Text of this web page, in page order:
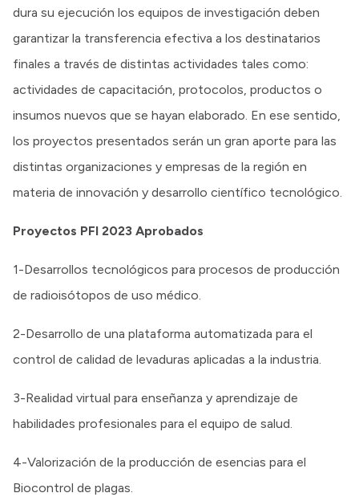
dura su ejecución los equipos de investigación deben
garantizar la transferencia efectiva a los destinatarios
finales a través de distintas actividades tales como:
actividades de capacitación, protocolos, productos o
insumos nuevos que se hayan elaborado. En ese sentido,
los proyectos presentados serán un gran aporte para las
distintas organizaciones y empresas de la región en
materia de innovación y desarrollo científico tecnológico.
Proyectos PFI 2023 Aprobados
1-Desarrollos tecnológicos para procesos de producción
de radioisótopos de uso médico.
2-Desarrollo de una plataforma automatizada para el
control de calidad de levaduras aplicadas a la industria.
3-Realidad virtual para enseñanza y aprendizaje de
habilidades profesionales para el equipo de salud.
4-Valorización de la producción de esencias para el
Biocontrol de plagas.